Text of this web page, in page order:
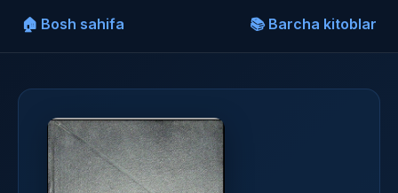
🏠 Bosh sahifa 📚 Barcha kitoblar